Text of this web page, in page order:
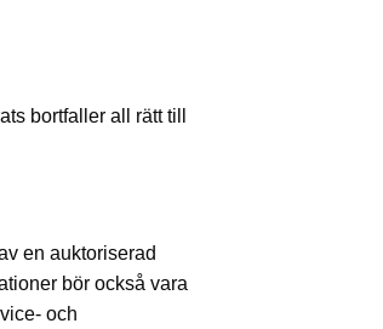
bortfaller all rätt till
en auktoriserad
bör också vara
och